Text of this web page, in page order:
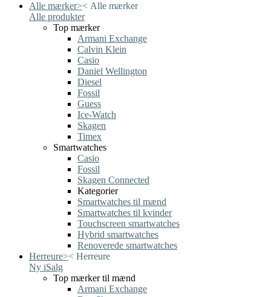
Alle mærker>< Alle mærker
Alle produkter
Top mærker
Armani Exchange
Calvin Klein
Casio
Daniel Wellington
Diesel
Fossil
Guess
Ice-Watch
Skagen
Timex
Smartwatches
Casio
Fossil
Skagen Connected
Kategorier
Smartwatches til mænd
Smartwatches til kvinder
Touchscreen smartwatches
Hybrid smartwatches
Renoverede smartwatches
Herreure>< Herreure
Ny iSalg
Top mærker til mænd
Armani Exchange